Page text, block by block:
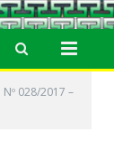
Nº 028/2017 –